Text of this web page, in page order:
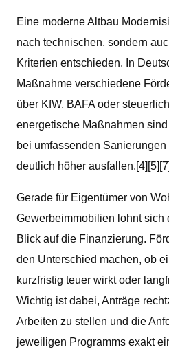
Eine moderne Altbau
nach technischen, sondern
Kriterien entschieden. In
Maßnahme verschiedene
über KfW, BAFA oder
energetische Maßnahmen
bei umfassenden
deutlich höher ausfallen.[4][5][7]
Gerade für Eigentümer von
Gewerbeimmobilien lohnt sich
Blick auf die Finanzierung.
den Unterschied machen, ob
kurzfristig teuer wirkt oder
Wichtig ist dabei, Anträge
Arbeiten zu stellen und die
jeweiligen Programms exakt